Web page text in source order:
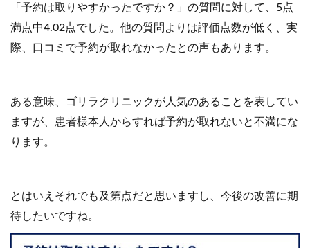
「予約は取りやすかったですか？」の質問に対して、5点
満点中4.02点でした。他の質問よりは評価点数が低く、実
際、口コミで予約が取れなかったとの声もあります。
ある意味、ゴリラクリニックが人気のあることを表してい
ますが、患者様本人からすれば予約が取れないと不満にな
ります。
とはいえそれでも及第点だと思いますし、今後の改善に期
待したいですね。